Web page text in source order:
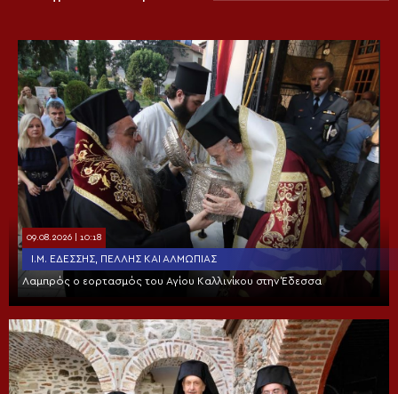
09.08.2026 | 10:18
Ι.Μ. ΕΔΈΣΣΗΣ, ΠΈΛΛΗΣ ΚΑΙ ΑΛΜΩΠΊΑΣ
Λαμπρός ο εορτασμός του Αγίου Καλλινίκου στην Έδεσσα